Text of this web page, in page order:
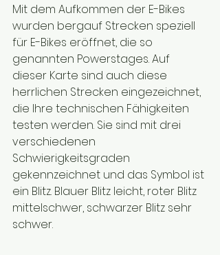
Mit dem Aufkommen der E-Bikes
wurden bergauf Strecken speziell
für E-Bikes eröffnet, die so
genannten Powerstages. Auf
dieser Karte sind auch diese
herrlichen Strecken eingezeichnet,
die Ihre technischen Fähigkeiten
testen werden. Sie sind mit drei
verschiedenen
Schwierigkeitsgraden
gekennzeichnet und das Symbol ist
ein Blitz. Blauer Blitz leicht, roter Blitz
mittelschwer, schwarzer Blitz sehr
schwer.